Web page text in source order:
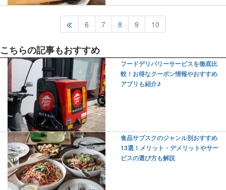
6 7 8 9 10
こちらの記事もおすすめ
フードデリバリーサービスを徹底比
較！お得なクーポン情報やおすすめ
アプリも紹介♪
食品サブスクのジャンル別おすすめ
13選！メリット・デメリットやサー
ビスの選び方も解説